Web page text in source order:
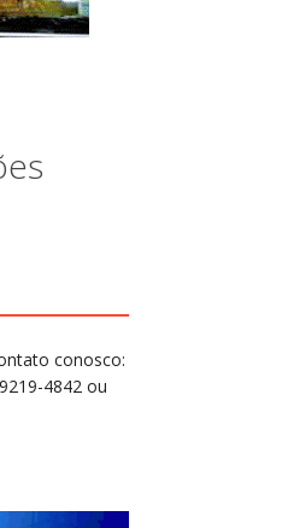
conosco:
4842 ou